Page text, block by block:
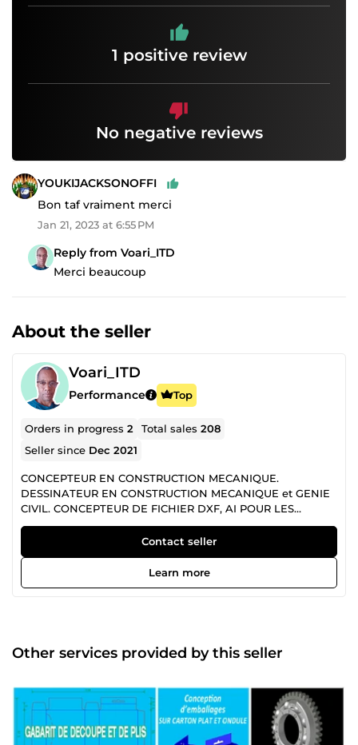
1 positive review
No negative reviews
YOUKIJACKSONOFFI
Bon taf vraiment merci
Jan 21, 2023 at 6:55 PM
Reply from Voari_ITD
Merci beaucoup
About the seller
Voari_ITD
Performance Top
Orders in progress2 Total sales208
Seller since Dec 2021
CONCEPTEUR EN CONSTRUCTION MECANIQUE.
DESSINATEUR EN CONSTRUCTION MECANIQUE et GENIE
CIVIL. CONCEPTEUR DE FICHIER DXF, AI POUR LES
PROJETS DE DÉCOUPE LASER, PLASMA ET JET D'EAU.
CONCEPTEUR DE FICHIER STEP PRÊT À USINER SUR DES
MACHINES CNC. CONCEPTEUR DE FICHIER STL, OBJ POUR
IMPRESSION 3D. CONCEPTEUR DE FICHIER DEA
(COLLADA) POUR DES OBJETS LOWPOLY CONCEPTEUR
d'assistance; d'encadrement; de conseil et
d'accompagnement pour votre projet? Je suis là pour vous
réalisation touchant la construction mécanique;
impression 3D et découpe au laser.
Contact seller
Learn more
Other services provided by this seller